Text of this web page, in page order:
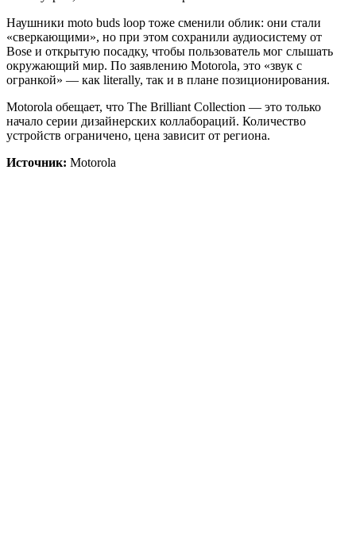
Наушники moto buds loop тоже сменили облик: они стали
«сверкающими», но при этом сохранили аудиосистему от
Bose и открытую посадку, чтобы пользователь мог слышать
окружающий мир. По заявлению Motorola, это «звук с
огранкой» — как literally, так и в плане позиционирования.
Motorola обещает, что The Brilliant Collection — это только
начало серии дизайнерских коллабораций. Количество
устройств ограничено, цена зависит от региона.
Источник: Motorola